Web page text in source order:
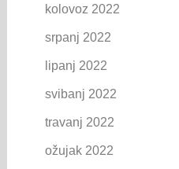
kolovoz 2022
srpanj 2022
lipanj 2022
svibanj 2022
travanj 2022
ožujak 2022